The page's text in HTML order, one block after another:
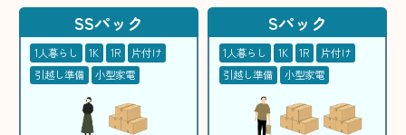
SSパック
1人暮らし 1K 1R
片付け
引越し準備
小型家電
Sパック
1人暮らし 1K 1R
片付け
引越し準備
小型家電